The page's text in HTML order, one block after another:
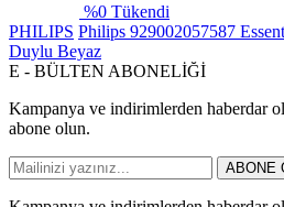
%0 Tükendi
PHILIPS Philips 929002057587
Duylu Beyaz
E - BÜLTEN ABONELİĞİ
Kampanya ve indirimlerden haberdar
abone olun.
ABONE